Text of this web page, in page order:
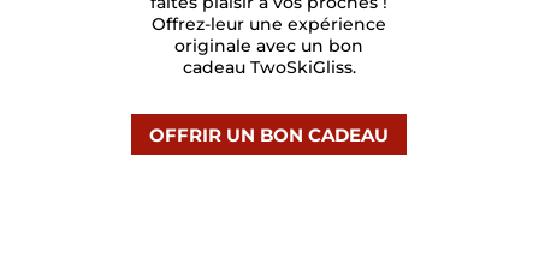
Offrez-leur une expérience
originale avec un bon
cadeau TwoSkiGliss.
OFFRIR UN BON CADEAU